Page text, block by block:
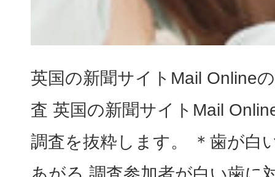
英国の新聞サイトMail Online
査 英国の新聞サイトMail
調査を抜粋します。 ＊歯が白